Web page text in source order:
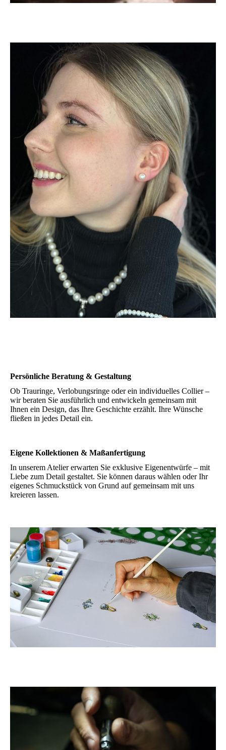
Persönliche Beratung & Gestaltung
Ob Trauringe, Verlobungsringe oder ein individuelles Collier –
wir beraten Sie ausführlich und entwickeln gemeinsam mit
Ihnen ein Design, das Ihre Geschichte erzählt. Ihre Wünsche
fließen in jedes Detail ein.
Eigene Kollektionen & Maßanfertigung
In unserem Atelier erwarten Sie exklusive Eigenentwürfe – mit
Liebe zum Detail gestaltet. Sie können daraus wählen oder Ihr
eigenes Schmuckstück von Grund auf gemeinsam mit uns
kreieren lassen.